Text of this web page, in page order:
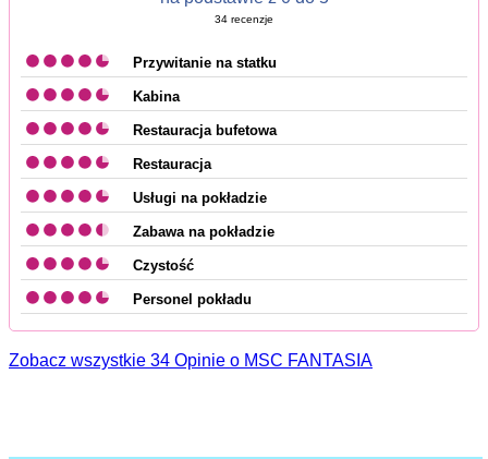
34 recenzje
Przywitanie na statku
Kabina
Restauracja bufetowa
Restauracja
Usługi na pokładzie
Zabawa na pokładzie
Czystość
Personel pokładu
Zobacz wszystkie 34 Opinie o MSC FANTASIA